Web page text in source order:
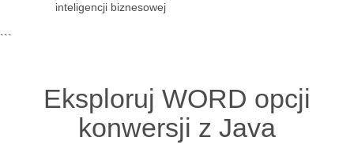
inteligencji biznesowej
```
Eksploruj WORD opcji
konwersji z Java